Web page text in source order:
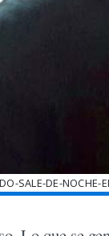
SALE-DE-NOCHE-